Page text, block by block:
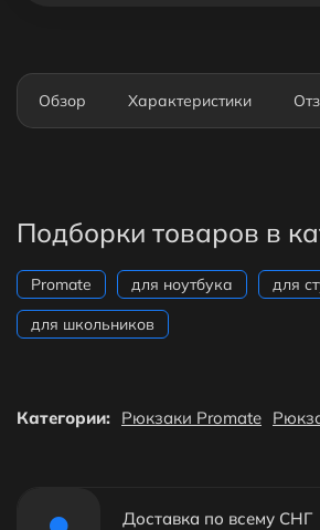
Обзор Характеристики
Подборки товаров в
Promate для ноутбука
для
для школьников
Категории: Рюкзаки Promate
Доставка по всему СНГ